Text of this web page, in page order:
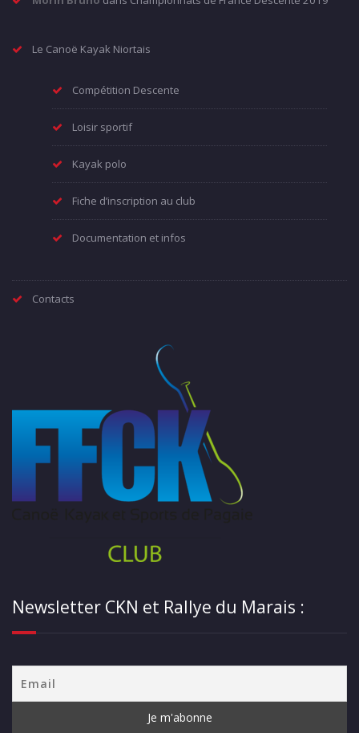
Le Canoë Kayak Niortais
Compétition Descente
Loisir sportif
Kayak polo
Fiche d’inscription au club
Documentation et infos
Contacts
Newsletter CKN et Rallye du Marais :